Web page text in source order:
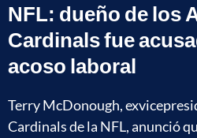
NFL: dueño de los
Cardinals fue
acoso laboral
Terry McDonough,
Cardinals de la NFL, anunció